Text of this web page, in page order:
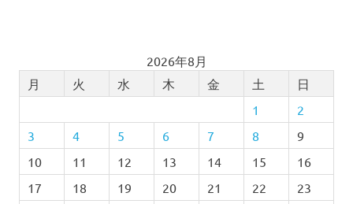
2026年8月
月
火 水 木 金 土
日
1
2
3
4 5 6 7 8
9
10
11 12 13 14 15
16
17
18 19 20 21 22
23